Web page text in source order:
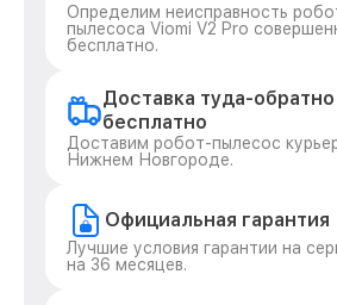
Определим неисправность
пылесоса Viomi V2 Pro
бесплатно.
Доставка туда-обратно
бесплатно
Доставим робот-пылесос
Нижнем Новгороде.
Официальная гарантия
Лучшие условия гарантии на
на 36 месяцев.